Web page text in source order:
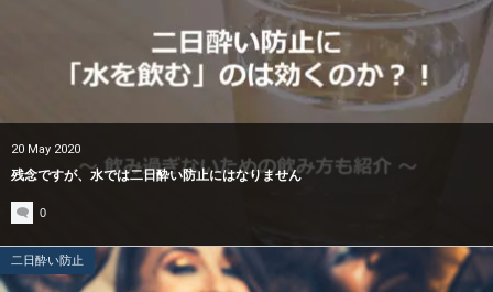
20 May 2020
残念ですが、水では二日酔い防止にはなりません
0
二日酔い防止